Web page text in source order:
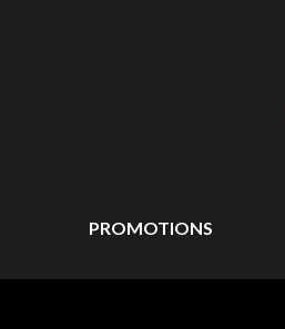
PROMOTIONS